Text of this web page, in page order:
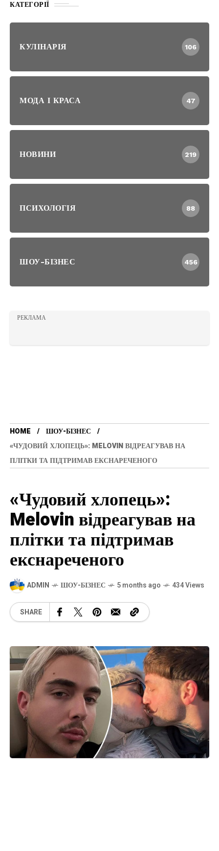
КАТЕГОРІЇ
КУЛІНАРІЯ 106
МОДА І КРАСА 47
НОВИНИ 219
ПСИХОЛОГІЯ 88
ШОУ-БІЗНЕС 456
РЕКЛАМА
HOME
ШОУ-БІЗНЕС
«ЧУДОВИЙ ХЛОПЕЦЬ»: MELOVIN ВІДРЕАГУВАВ НА
ПЛІТКИ ТА ПІДТРИМАВ ЕКСНАРЕЧЕНОГО
«Чудовий хлопець»:
Melovin відреагував на
плітки та підтримав
екснареченого
ADMIN ШОУ-БІЗНЕС 5 months ago 434 Views
SHARE